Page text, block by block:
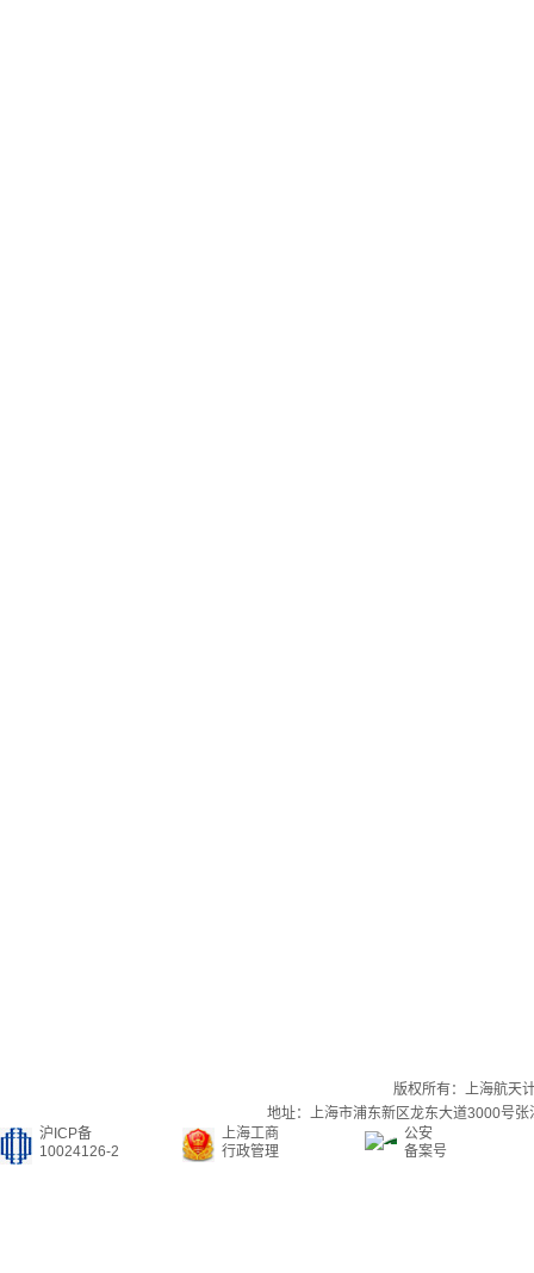
版权所有：上海航天
地址：上海市浦东新区龙东大道3000号
沪ICP备
10024126-2
上海工商
行政管理
公安
备案号